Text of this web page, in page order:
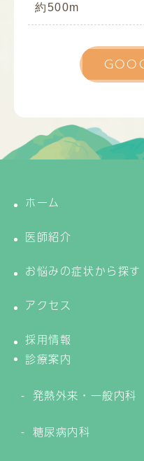
約500m
ホーム
医師紹介
お悩みの症状から探す
アクセス
採用情報
診療案内
発熱外来・一般内科
糖尿病内科